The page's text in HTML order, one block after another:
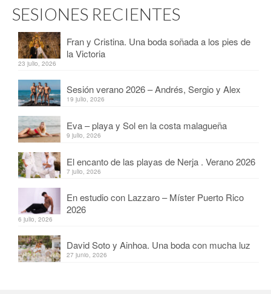
SESIONES RECIENTES
Fran y Cristina. Una boda soñada a los pies de
la Victoria
23 julio, 2026
Sesión verano 2026 – Andrés, Sergio y Alex
19 julio, 2026
Eva – playa y Sol en la costa malagueña
9 julio, 2026
El encanto de las playas de Nerja . Verano 2026
7 julio, 2026
En estudio con Lazzaro – Míster Puerto Rico
2026
6 julio, 2026
David Soto y Ainhoa. Una boda con mucha luz
27 junio, 2026